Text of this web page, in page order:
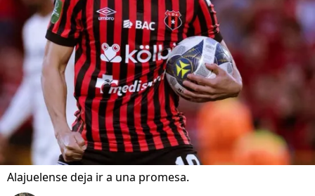
Alajuelense deja ir a una promesa.